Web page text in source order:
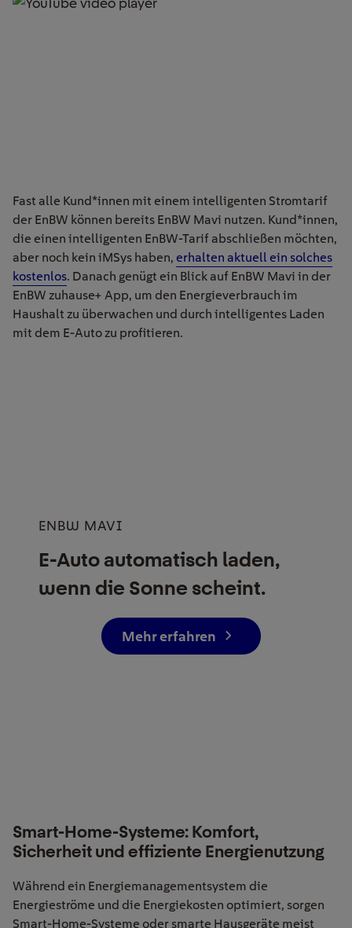
Fast alle Kund*innen mit einem intelligenten Stromtarif
der EnBW können bereits EnBW Mavi nutzen. Kund*innen,
die einen intelligenten EnBW-Tarif abschließen möchten,
aber noch kein iMSys haben, erhalten aktuell ein solches
kostenlos. Danach genügt ein Blick auf EnBW Mavi in der
EnBW zuhause+ App, um den Energieverbrauch im
Haushalt zu überwachen und durch intelligentes Laden
mit dem E-Auto zu profitieren.
ENBW MAVI
E-Auto automatisch laden,
wenn die Sonne scheint.
Mehr erfahren
Smart-Home-Systeme: Komfort,
Sicherheit und effiziente Energienutzung
Während ein Energiemanagementsystem die
Energieströme und die Energiekosten optimiert, sorgen
Smart-Home-Systeme oder smarte Hausgeräte meist